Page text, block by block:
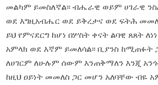
መልካም ይመስለኛል፡፡ ብሔራዊ ወይም ሀገራዊ
ወደ እግዚአብሔር ወደ ይቅረታና ወደ ፍትሕ
ይህ የምናደርግ ከሆነ በሦስት ቀናት ልባዊ ጸጸት
አምላክ ወደ እኛም ይመለሳል፡፡ ቢያንስ ከሚጠፉት
ለሀገርም ለሁሉም ሰውም እንጠቅማለን እንጂ
ከዚህ ዐይነት መመለስ ጋር መሆን አለባቸው ብዬ